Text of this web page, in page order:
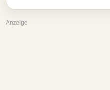
Anzeige